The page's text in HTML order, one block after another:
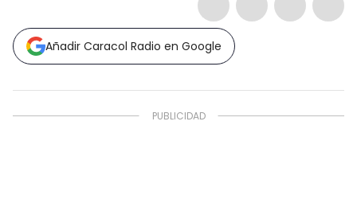
Añadir Caracol Radio en Google